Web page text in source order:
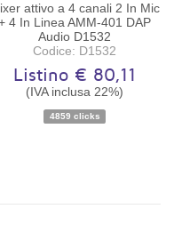
Disponibilità:Ordinabile
attivo a 4 canali 2 In Mic
4 In Linea AMM-401 DAP
Audio D1532
Codice: D1532
Listino € 80,11
(IVA inclusa 22%)
4859 clicks